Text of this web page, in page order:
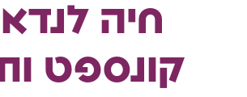
חיה
קונספט